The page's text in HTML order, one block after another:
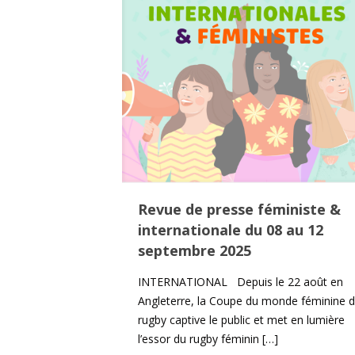
Revue de presse féministe &
internationale du 08 au 12
septembre 2025
INTERNATIONAL Depuis le 22 août en
Angleterre, la Coupe du monde féminine
rugby captive le public et met en lumière
l’essor du rugby féminin […]